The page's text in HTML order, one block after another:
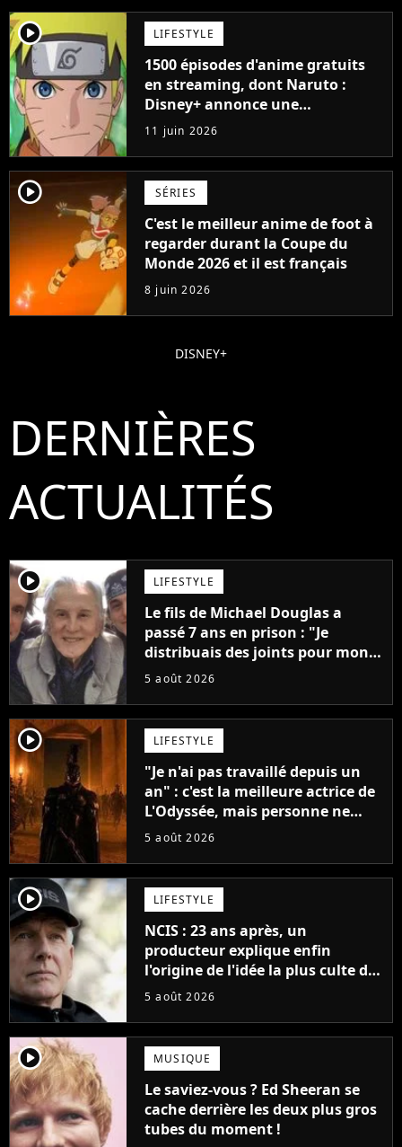
player2 LIFESTYLE
1500 épisodes d'anime gratuits
en streaming, dont Naruto :
Disney+ annonce une
collaboration impressionnante
11 juin 2026
player2 SÉRIES
C'est le meilleur anime de foot à
regarder durant la Coupe du
Monde 2026 et il est français
8 juin 2026
DISNEY+
DERNIÈRES
ACTUALITÉS
player2 LIFESTYLE
Le fils de Michael Douglas a
passé 7 ans en prison : "Je
distribuais des joints pour mon
père"
5 août 2026
player2 LIFESTYLE
"Je n'ai pas travaillé depuis un
an" : c'est la meilleure actrice de
L'Odyssée, mais personne ne
veut lui donner de rôle au
5 août 2026
player2 LIFESTYLE
NCIS : 23 ans après, un
producteur explique enfin
l'origine de l'idée la plus culte de
la série (et on ne parle pas du
5 août 2026
player2 MUSIQUE
Le saviez-vous ? Ed Sheeran se
cache derrière les deux plus gros
tubes du moment !